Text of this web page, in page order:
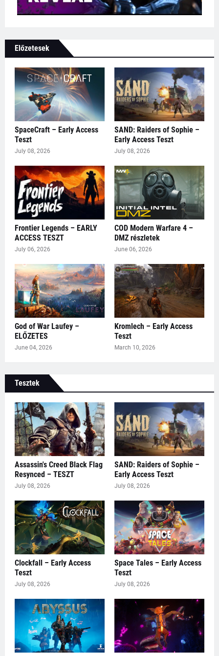
Előzetesek
SpaceCraft – Early Access
Teszt
July 08, 2026
SAND: Raiders of Sophie –
Early Access Teszt
July 08, 2026
Frontier Legends – EARLY
ACCESS TESZT
July 06, 2026
COD Modern Warfare 4 –
DMZ részletek
June 06, 2026
God of War Laufey –
ELŐZETES
June 04, 2026
Kromlech – Early Access
Teszt
March 10, 2026
Tesztek
Assassin's Creed Black Flag
Resynced – TESZT
July 08, 2026
SAND: Raiders of Sophie –
Early Access Teszt
July 08, 2026
Clockfall – Early Access
Teszt
July 08, 2026
Space Tales – Early Access
Teszt
July 08, 2026